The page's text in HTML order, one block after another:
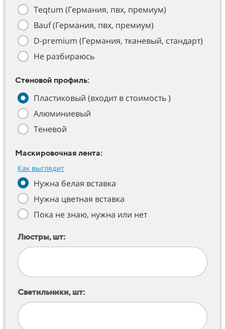
Teqtum (Германия, пвх, премиум)
Bauf (Германия, пвх, премиум)
D-premium (Германия, тканевый, стандарт)
Не разбираюсь
Стеновой профиль:
Пластиковый (входит в стоимость )
Алюминиевый
Теневой
Маскировочная лента:
Как выглядит
Нужна белая вставка
Нужна цветная вставка
Пока не знаю, нужна или нет
Люстры, шт:
Светильники, шт: